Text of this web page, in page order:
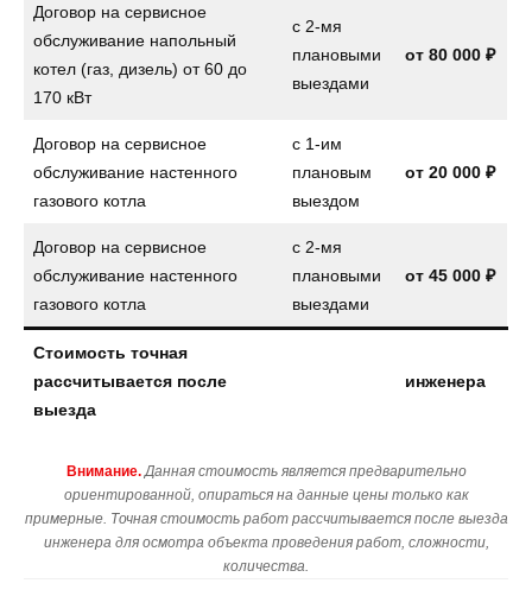
Договор на сервисное
обслуживание напольный
котел (газ, дизель) от 60 до
170 кВт
с 2-мя
плановыми
выездами
от 80 000 ₽
Договор на сервисное
обслуживание настенного
газового котла
с 1-им
плановым
выездом
от 20 000 ₽
Договор на сервисное
обслуживание настенного
газового котла
с 2-мя
плановыми
выездами
от 45 000 ₽
Стоимость точная
рассчитывается после
выезда
инженера
Внимание. Данная стоимость является предварительно
ориентированной, опираться на данные цены только как
примерные. Точная стоимость работ рассчитывается после выезда
инженера для осмотра объекта проведения работ, сложности,
количества.